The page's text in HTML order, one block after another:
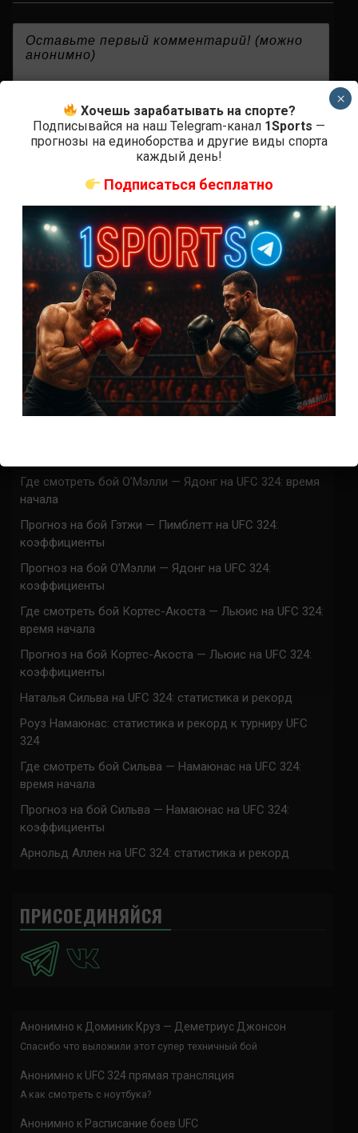
СВЕЖИЕ ЗАПИСИ
ACA 200 прямая трансляция
Марафон боев UFC 325 прямая трансляция
UFC 324 прямая трансляция
Марафон боев UFC 324 прямая трансляция
Где смотреть бой О’Мэлли — Ядонг на UFC 324: время
начала
Прогноз на бой Гэтжи — Пимблетт на UFC 324:
коэффициенты
Прогноз на бой О’Мэлли — Ядонг на UFC 324:
коэффициенты
Где смотреть бой Кортес-Акоста — Льюис на UFC 324:
время начала
Прогноз на бой Кортес-Акоста — Льюис на UFC 324:
коэффициенты
Наталья Сильва на UFC 324: статистика и рекорд
Роуз Намаюнас: статистика и рекорд к турниру UFC
324
Где смотреть бой Сильва — Намаюнас на UFC 324:
время начала
Прогноз на бой Сильва — Намаюнас на UFC 324:
коэффициенты
Арнольд Аллен на UFC 324: статистика и рекорд
ПРИСОЕДИНЯЙСЯ
Анонимно к Доминик Круз — Деметриус Джонсон
Спасибо что выложили этот супер техничный бой
Анонимно к UFC 324 прямая трансляция
А как смотреть с ноутбука?
Анонимно к Расписание боев UFC
Хочешь зарабатывать на спорте?
Подписывайся на наш Telegram-канал 1Sports —
прогнозы на единоборства и другие виды спорта
каждый день!
Подписаться бесплатно
×